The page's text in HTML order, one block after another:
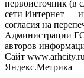
первоисточник (в
сети Интернет —
согласия на
Администрации
авторов
Сайт
Яндекс.Метрика